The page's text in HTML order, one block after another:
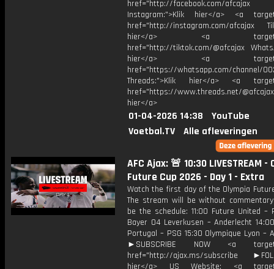
href="http://facebook.com/afcajax
Instagram:">Klik hier</a> <a
href="http://instagram.com/afcajax
hier</a> <a
href="http://tiktok.com/@afcajax
hier</a> <a
href="https://whatsapp.com/channel/
Threads:">Klik hier</a> <a
href="https://www.threads.net/
hier</a>
01-04-2026 14:38
YouTube
Voetbal.TV
Alle afleveringen
AFC Ajax: 🚨 10:30 LIVESTREAM -
Future Cup 2026 - Day 1 - Extra
Watch the first day of the Olympia
The stream will be without
be the schedule: 11:00 Future United –
Bayer 04 Leverkusen – Anderlecht
Portugal – PSG 15:30 Olympique Lyon –
►SUBSCRIBE NOW <a
href="http://ajax.ms/subscribe
hier</a> US Website: <a